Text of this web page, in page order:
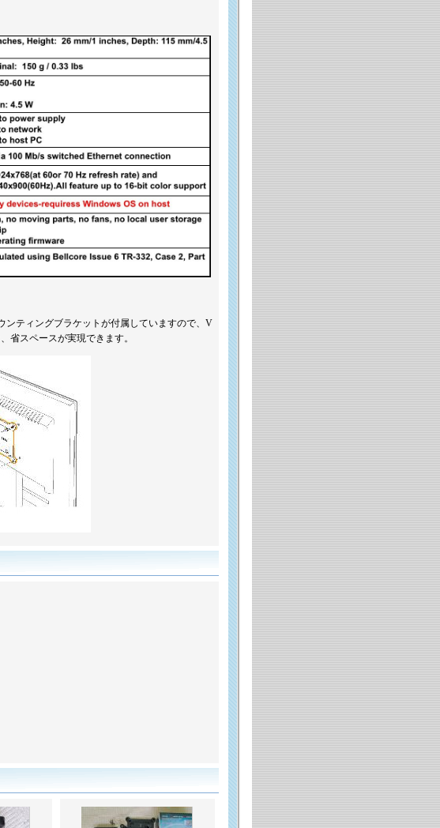
ンティングブラケットが付属していますので、V
省スペースが実現できます。